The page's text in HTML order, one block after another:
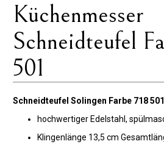
Küchenmesser
Schneidteufel
501
Schneidteufel Solingen Farbe 718 501
hochwertiger Edelstahl,
Klingenlänge 13,5 cm